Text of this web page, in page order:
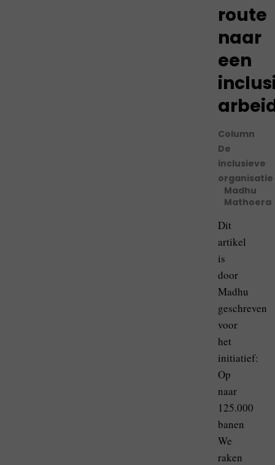
route
naar
een
Column
De
inclusieve
organisatie
Madhu
Mathoera
Dit
artikel
is
door
Madhu
geschreven
voor
het
initiatief:
Op
naar
125.000
banen
We
raken